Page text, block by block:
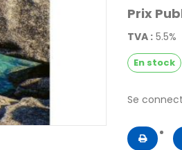
Prix
TVA : 5.5%
En stock
Se